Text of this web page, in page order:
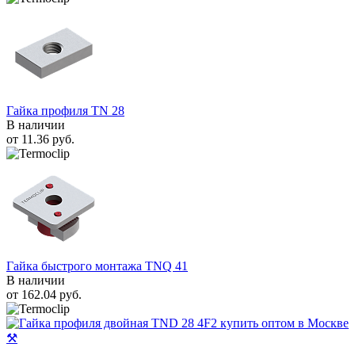
Гайка профиля TN 28
В наличии
от 11.36 руб.
Гайка быстрого монтажа TNQ 41
В наличии
от 162.04 руб.